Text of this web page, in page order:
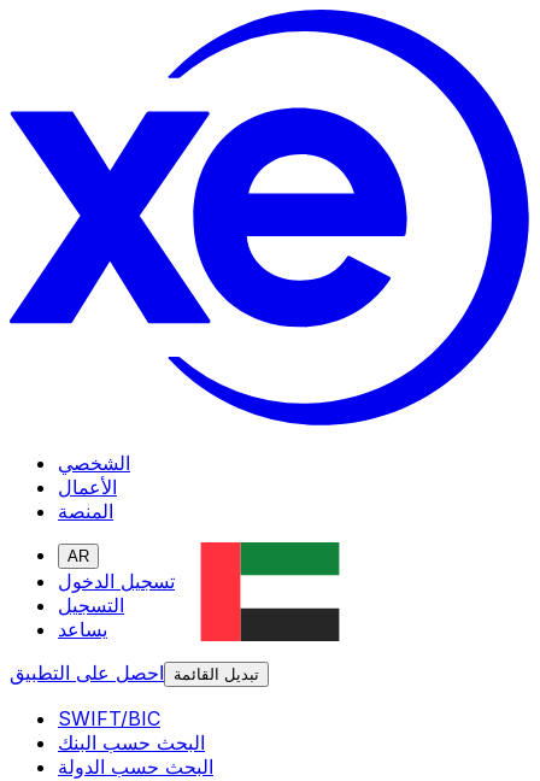
الشخصي
الأعمال
المنصة
AR
تسجيل الدخول
التسجيل
يساعد
احصل على التطبيق
تبديل القائمة
SWIFT/BIC
البحث حسب البنك
البحث حسب الدولة